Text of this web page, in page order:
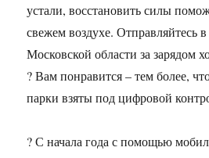
устали, восстановить силы
свежем воздухе. Отправляйтесь
Московской области за зарядом
? Вам понравится – тем более,
парки взяты под цифровой
? С начала года с помощью